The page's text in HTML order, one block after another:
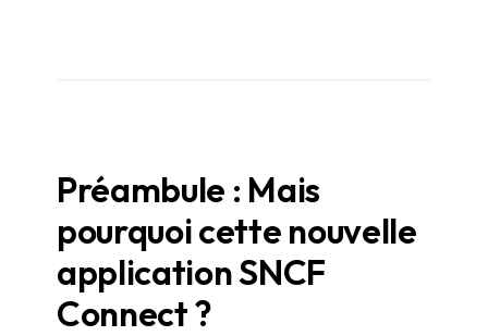
Préambule : Mais
pourquoi cette nouvelle
application SNCF
Connect ?